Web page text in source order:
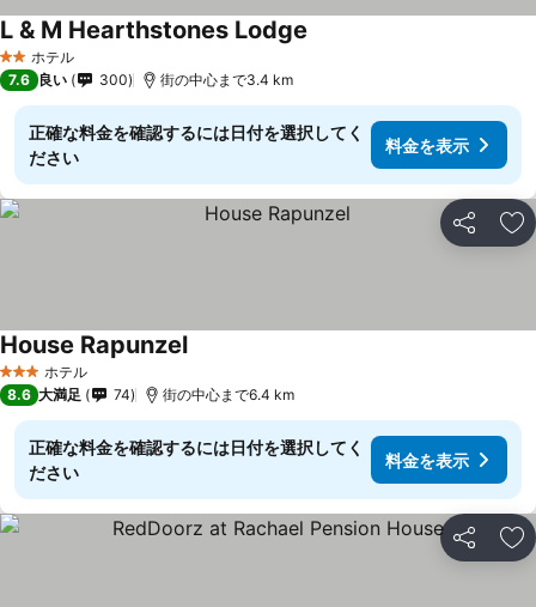
2 ホテルのランク
ホテル
L & M Hearthstones Lodge
7.6 良い 300 街の中心まで3.4 km
正確な料金を確認するには日付を選択してく
ださい
料金を表示
シェア お
3 ホテルのランク
ホテル
House Rapunzel料金を表示
8.6 大満足 74 街の中心まで6.4 km
正確な料金を確認するには日付を選択してく
ださい
料金を表示
シェア お